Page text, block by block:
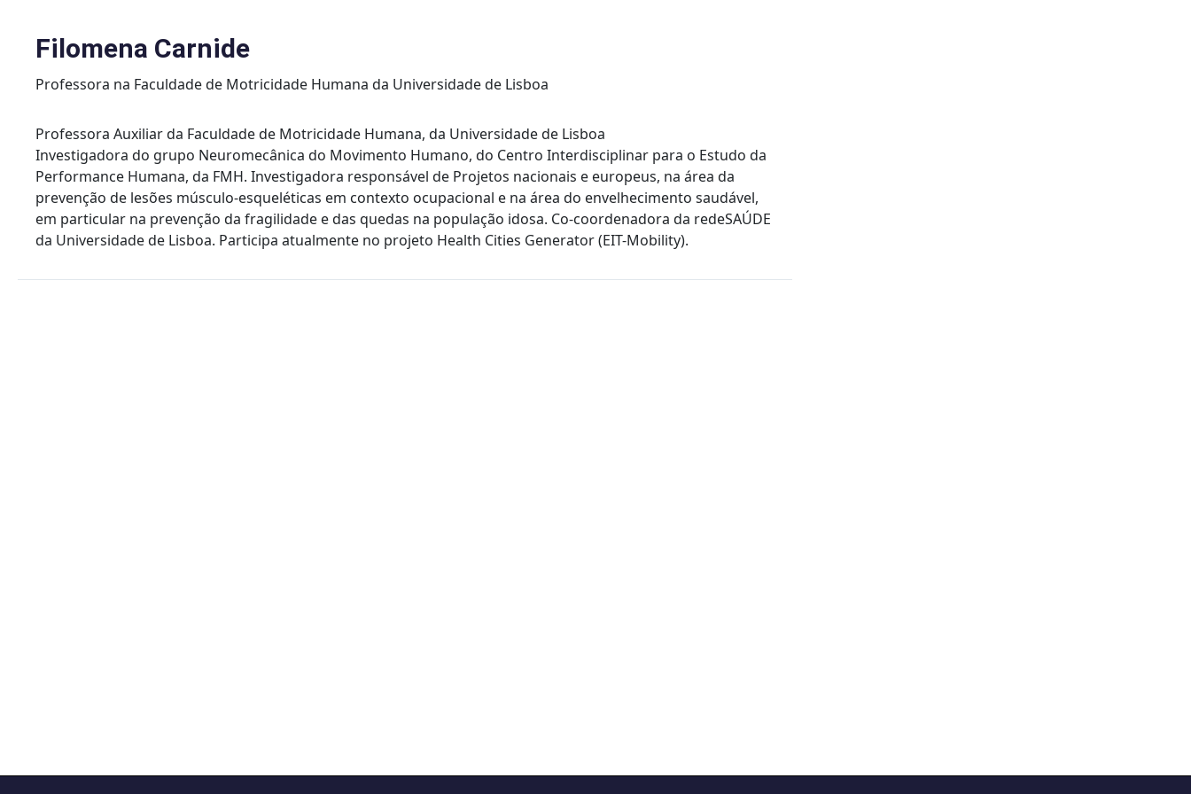
contentFilomena Carnide
Professora na Faculdade de Motricidade Humana da Universidade de Lisboa
Professora Auxiliar da Faculdade de Motricidade Humana, da Universidade de Lisboa
Investigadora do grupo Neuromecânica do Movimento Humano, do Centro Interdisciplinar para o Estudo da
Performance Humana, da FMH. Investigadora responsável de Projetos nacionais e europeus, na área da
prevenção de lesões músculo-esqueléticas em contexto ocupacional e na área do envelhecimento saudável,
em particular na prevenção da fragilidade e das quedas na população idosa. Co-coordenadora da redeSAÚDE
da Universidade de Lisboa. Participa atualmente no projeto Health Cities Generator (EIT-Mobility).